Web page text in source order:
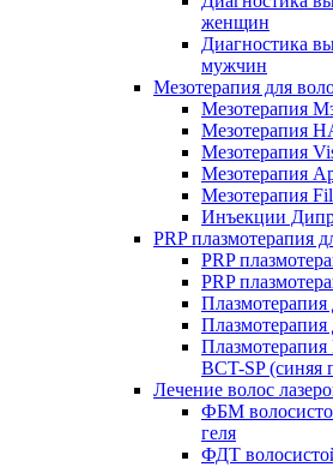
женщин
Диагностика
мужчин
Мезотерапия для
Мезотерапия
Мезотерапия
Мезотерапия
Мезотерапия
Мезотерапия
Инъекции
PRP плазмотерапия
PRP
PRP
Плазмотерапия
Плазмотерапия
BCT-SP (синяя
Лечение волос
ФБМ
геля
ФДТ